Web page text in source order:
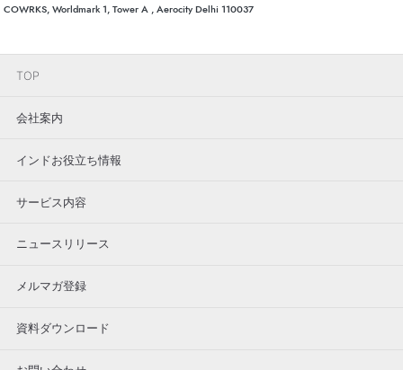
COWRKS, Worldmark 1, Tower A , Aerocity Delhi 110037
TOP
会社案内
インドお役立ち情報
サービス内容
ニュースリリース
メルマガ登録
資料ダウンロード